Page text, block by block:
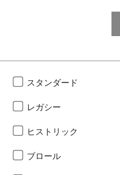
スタンダード
レガシー
ヒストリック
ブロール